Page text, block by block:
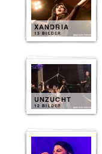
XANDRIA
13 BILDER
UNZUCHT
12 BILDER